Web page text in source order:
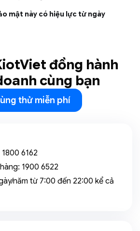
mật này có hiệu lực từ ngày
đồng hành
cùng bạn
thử miễn phí
1800 6162
1900 6522
năm từ 7:00 đến 22:00 kể cả